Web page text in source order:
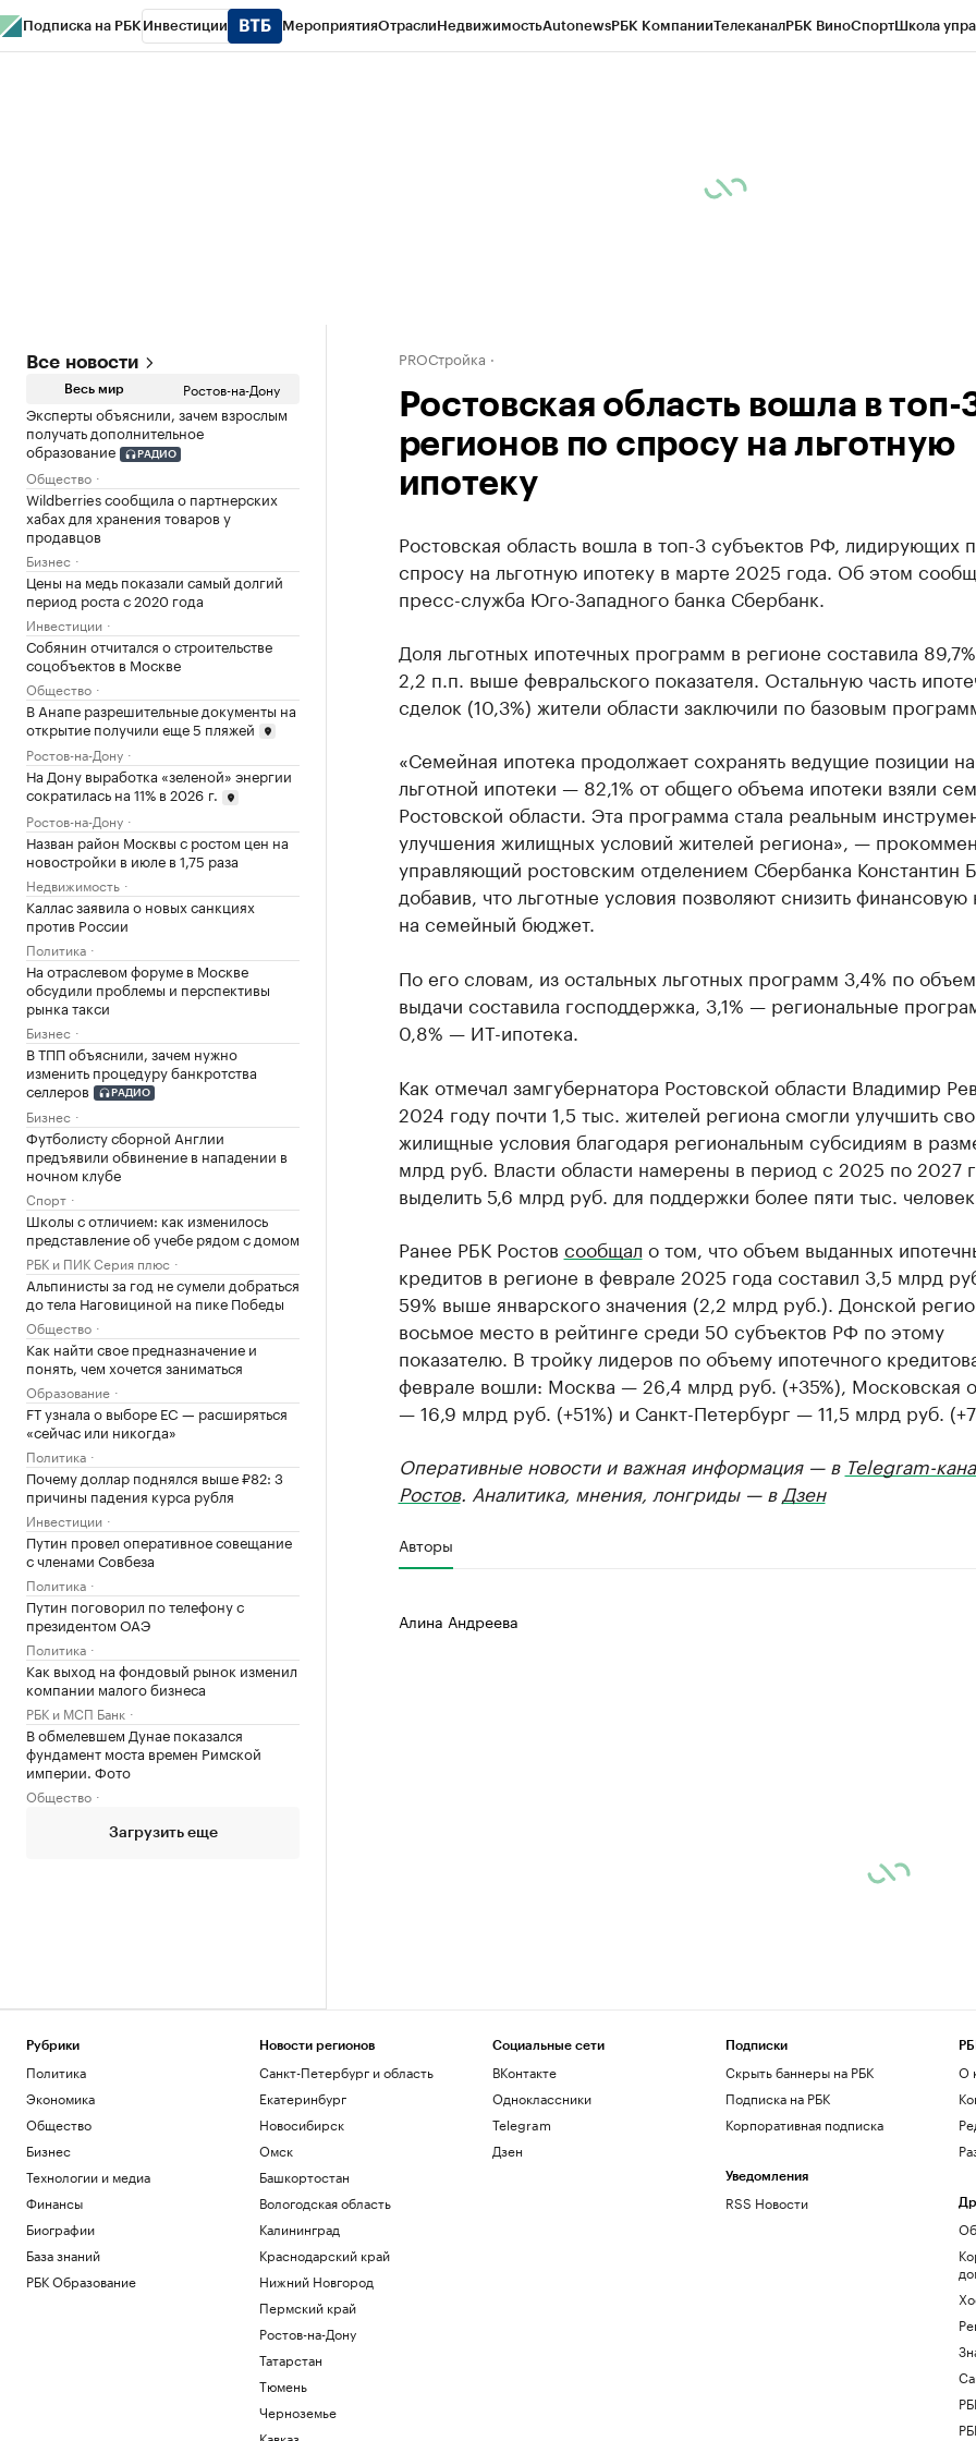
Подписка на РБК Инвестиции МероприятияОтраслиНедвижимостьAutonewsРБК КомпанииТелеканалРБК ВиноСпортШкола
Все новости
Весь мир Ростов-на-Дону
Эксперты объяснили, зачем взрослым
получать дополнительное
образование
РАДИО
Общество
Wildberries сообщила о партнерских
хабах для хранения товаров у
продавцов
Бизнес
Цены на медь показали самый долгий
период роста с 2020 года
Инвестиции
Собянин отчитался о строительстве
соцобъектов в Москве
Общество
В Анапе разрешительные документы на
открытие получили еще 5 пляжей
Ростов-на-Дону
На Дону выработка «зеленой» энергии
сократилась на 11% в 2026 г.
Ростов-на-Дону
Назван район Москвы с ростом цен на
новостройки в июле в 1,75 раза
Недвижимость
Каллас заявила о новых санкциях
против России
Политика
На отраслевом форуме в Москве
обсудили проблемы и перспективы
рынка такси
Бизнес
В ТПП объяснили, зачем нужно
изменить процедуру банкротства
селлеров
РАДИО
Бизнес
Футболисту сборной Англии
предъявили обвинение в нападении в
ночном клубе
Спорт
Школы с отличием: как изменилось
представление об учебе рядом с домом
РБК и ПИК Серия плюс
Альпинисты за год не сумели добраться
до тела Наговициной на пике Победы
Общество
Как найти свое предназначение и
понять, чем хочется заниматься
Образование
FT узнала о выборе ЕС — расширяться
«сейчас или никогда»
Политика
Почему доллар поднялся выше ₽82: 3
причины падения курса рубля
Инвестиции
Путин провел оперативное совещание
с членами Совбеза
Политика
Путин поговорил по телефону с
президентом ОАЭ
Политика
Как выход на фондовый рынок изменил
компании малого бизнеса
РБК и МСП Банк
В обмелевшем Дунае показался
фундамент моста времен Римской
империи. Фото
Общество
Загрузить еще
PROСтройка
Ростовская область вошла в топ-
регионов по спросу на льготную
ипотеку
Ростовская область вошла в топ-3 субъектов РФ, лидирующих
спросу на льготную ипотеку в марте 2025 года. Об этом
пресс-служба Юго-Западного банка Сбербанк.
Доля льготных ипотечных программ в регионе составила
2,2 п.п. выше февральского показателя. Остальную часть
сделок (10,3%) жители области заключили по базовым
«Семейная ипотека продолжает сохранять ведущие позиции
льготной ипотеки — 82,1% от общего объема ипотеки взяли
Ростовской области. Эта программа стала реальным
улучшения жилищных условий жителей региона», —
управляющий ростовским отделением Сбербанка Константин
добавив, что льготные условия позволяют снизить финансовую
на семейный бюджет.
По его словам, из остальных льготных программ 3,4% по
выдачи составила господдержка, 3,1% — региональные
0,8% — ИТ-ипотека.
Как отмечал замгубернатора Ростовской области Владимир
2024 году почти 1,5 тыс. жителей региона смогли улучшить
жилищные условия благодаря региональным субсидиям в
млрд руб. Власти области намерены в период с 2025 по 2027
выделить 5,6 млрд руб. для поддержки более пяти тыс. человек.
Ранее РБК Ростов сообщал о том, что объем выданных
кредитов в регионе в феврале 2025 года составил 3,5 млрд
59% выше январского значения (2,2 млрд руб.). Донской
восьмое место в рейтинге среди 50 субъектов РФ по этому
показателю. В тройку лидеров по объему ипотечного
феврале вошли: Москва — 26,4 млрд руб. (+35%), Московская
— 16,9 млрд руб. (+51%) и Санкт-Петербург — 11,5 млрд руб.
Оперативные новости и важная информация — в Telegram-
Ростов. Аналитика, мнения, лонгриды — в Дзен
Авторы
Алина Андреева
Рубрики
Политика
Экономика
Общество
Бизнес
Технологии и медиа
Финансы
Биографии
База знаний
РБК Образование
Новости регионов
Санкт-Петербург и область
Екатеринбург
Новосибирск
Омск
Башкортостан
Вологодская область
Калининград
Краснодарский край
Нижний Новгород
Пермский край
Ростов-на-Дону
Татарстан
Тюмень
Черноземье
Социальные сети
ВКонтакте
Одноклассники
Telegram
Дзен
Подписки
Скрыть баннеры на РБК
Подписка на РБК
Корпоративная подписка
Уведомления
RSS Новости
О